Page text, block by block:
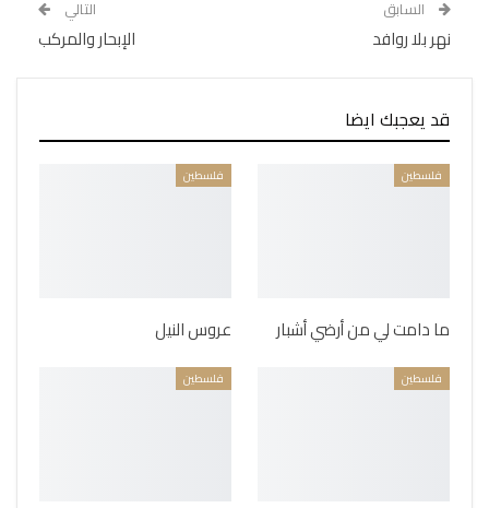
السابق
نهر بلا روافد
التالي
الإبحار والمركب
قد يعجبك ايضا
فلسطين
ما دامت لي من أرضي أشبار
فلسطين
عروس النيل
فلسطين فلسطين